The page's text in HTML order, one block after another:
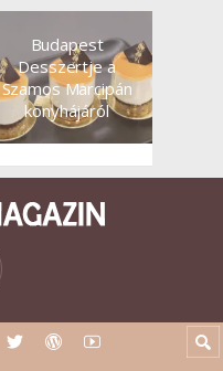
Budapest
Desszertje a
Szamos Marcipán
konyhájáról